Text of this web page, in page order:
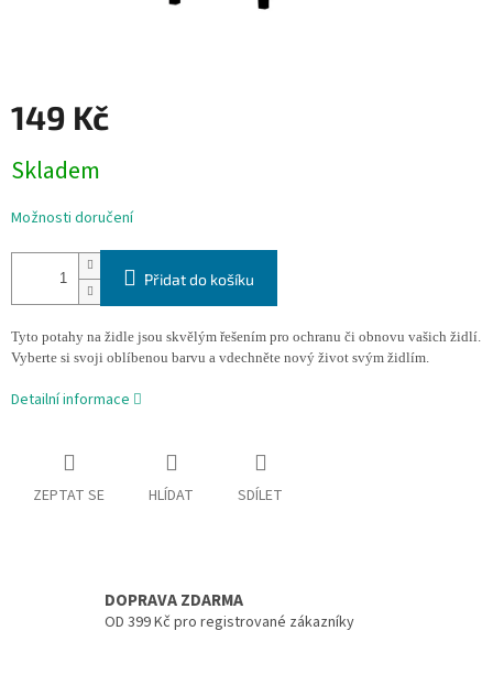
149 Kč
cena:
Skladem
Možnosti doručení
Přidat do košíku
Tyto potahy na židle jsou skvělým řešením pro ochranu či obnovu vašich židlí.
Vyberte si svoji oblíbenou barvu a vdechněte nový život svým židlím.
Detailní informace
ZEPTAT SE HLÍDAT SDÍLET
DOPRAVA ZDARMA
OD 399 Kč pro registrované zákazníky